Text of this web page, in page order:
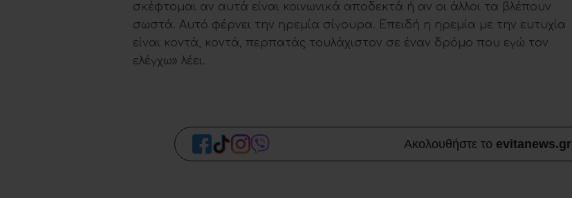
σκέφτομαι αν αυτά είναι κοινωνικά αποδεκτά ή αν οι άλλοι τα βλέπουν
σωστά. Αυτό φέρνει την ηρεμία σίγουρα. Επειδή η ηρεμία με την ευτυχία
είναι κοντά, κοντά, περπατάς τουλάχιστον σε έναν δρόμο που εγώ τον
ελέγχω» λέει.
Ακολουθήστε το evitanews.gr